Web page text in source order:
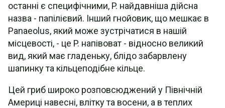
останні є специфічними, P. найдавніша дійсна
назва - папілієвий. Інший гнойовик, що мешкає в
Panaeolus, який може зустрічатися в нашій
місцевості, - це P. напівоват - відносно великий
вид, який має гладеньку, блідо забарвлену
шапинку та кільцеподібне кільце.
Цей гриб широко розповсюджений у Північній
Америці навесні, влітку та восени, а в теплих